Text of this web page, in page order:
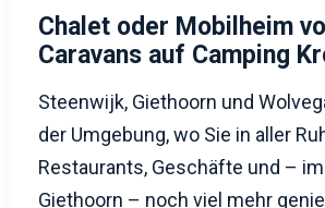
Chalet oder Mobilheim
Caravans auf Camping
Steenwijk, Giethoorn und
der Umgebung, wo Sie in aller
Restaurants, Geschäfte und – im
Giethoorn – noch viel mehr